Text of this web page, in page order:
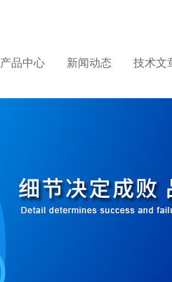
产品中心 新闻动态 技术文